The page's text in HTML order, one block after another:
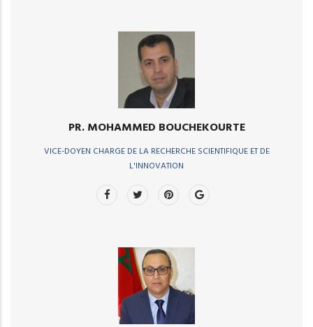
PR. MOHAMMED BOUCHEKOURTE
VICE-DOYEN CHARGE DE LA RECHERCHE SCIENTIFIQUE ET DE
L'INNOVATION